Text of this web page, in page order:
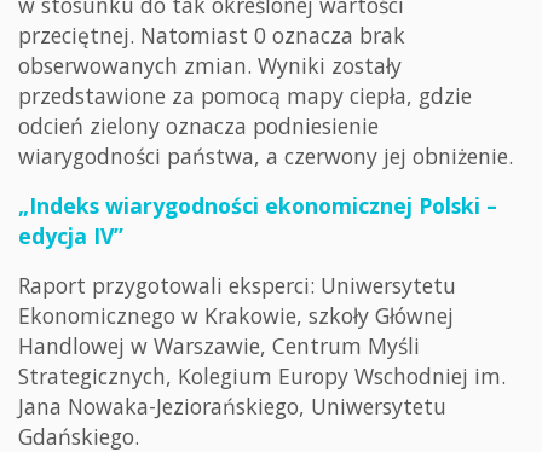
przeciętnej. Natomiast 0 oznacza brak
obserwowanych zmian. Wyniki zostały
przedstawione za pomocą mapy ciepła, gdzie
odcień zielony oznacza podniesienie
wiarygodności państwa, a czerwony jej obniżenie.
„Indeks wiarygodności ekonomicznej Polski –
edycja IV”
Raport przygotowali eksperci: Uniwersytetu
Ekonomicznego w Krakowie, szkoły Głównej
Handlowej w Warszawie, Centrum Myśli
Strategicznych, Kolegium Europy Wschodniej im.
Jana Nowaka-Jeziorańskiego, Uniwersytetu
Gdańskiego.